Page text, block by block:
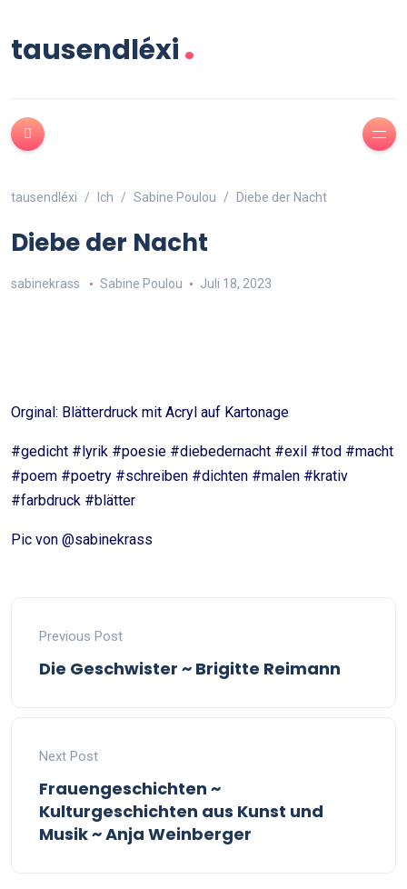
tausendléxi.
tausendléxi Ich Sabine Poulou Diebe der Nacht
Diebe der Nacht
sabinekrass Sabine Poulou Juli 18, 2023
Orginal: Blätterdruck mit Acryl auf Kartonage
#gedicht #lyrik #poesie #diebedernacht #exil #tod #macht
#poem #poetry #schreiben #dichten #malen #krativ
#farbdruck #blätter
Pic von @sabinekrass
Previous Post
Die Geschwister ~ Brigitte Reimann
Next Post
Frauengeschichten ~
Kulturgeschichten aus Kunst und
Musik ~ Anja Weinberger